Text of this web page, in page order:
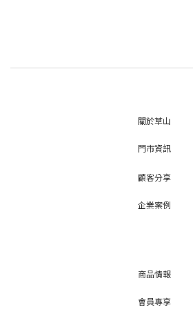
關於草山
門市資訊
顧客分享
企業案例
商品情報
會員專享